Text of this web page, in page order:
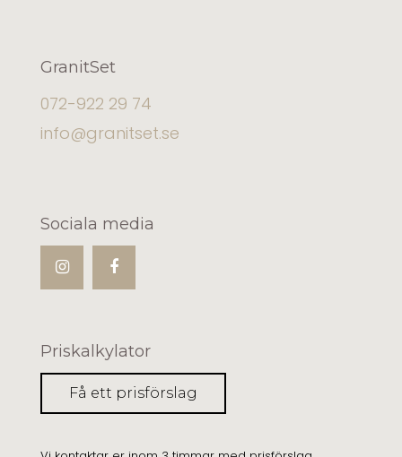
Priskalkylator
Få ett prisförslag
GranitSet
072-922 29 74
info@granitset.se
Sociala media